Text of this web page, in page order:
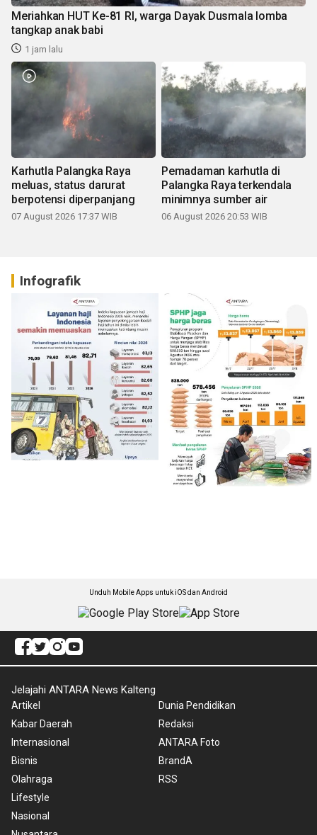
Meriahkan HUT Ke-81 RI, warga Dayak Dusmala lomba
tangkap anak babi
1 jam lalu
Karhutla Palangka Raya
meluas, status darurat
berpotensi diperpanjang
07 August 2026 17:37 WIB
Pemadaman karhutla di
Palangka Raya terkendala
minimnya sumber air
06 August 2026 20:53 WIB
Infografik
Unduh Mobile Apps untuk iOS dan Android
Jelajahi ANTARA News Kalteng
Artikel
Kabar Daerah
Internasional
Bisnis
Olahraga
Lifestyle
Nasional
Dunia Pendidikan
Redaksi
ANTARA Foto
BrandA
RSS